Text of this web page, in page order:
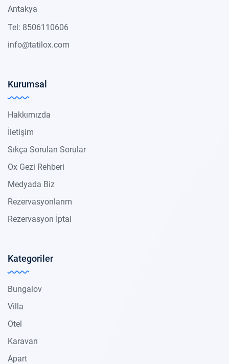
Antakya
Tel: 8506110606
info@tatilox.com
Kurumsal
Hakkımızda
İletişim
Sıkça Sorulan Sorular
Ox Gezi Rehberi
Medyada Biz
Rezervasyonlarım
Rezervasyon İptal
Kategoriler
Bungalov
Villa
Otel
Karavan
Apart